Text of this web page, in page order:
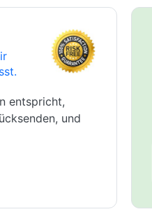
entspricht,
und